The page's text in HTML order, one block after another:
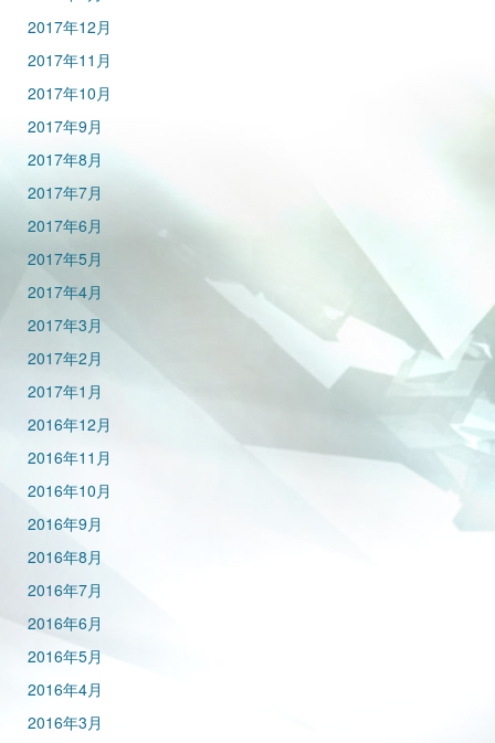
2017年12月
2017年11月
2017年10月
2017年9月
2017年8月
2017年7月
2017年6月
2017年5月
2017年4月
2017年3月
2017年2月
2017年1月
2016年12月
2016年11月
2016年10月
2016年9月
2016年8月
2016年7月
2016年6月
2016年5月
2016年4月
2016年3月